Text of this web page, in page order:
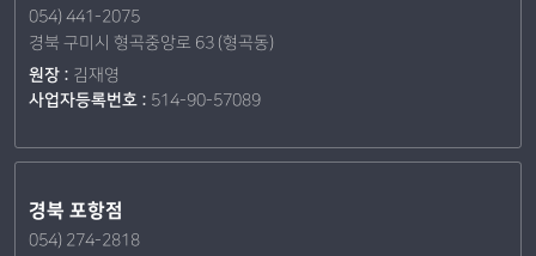
054) 441-2075
경북 구미시 형곡중앙로 63 (형곡동)
원장 : 김재영
사업자등록번호 : 514-90-57089
경북 포항점
054) 274-2818